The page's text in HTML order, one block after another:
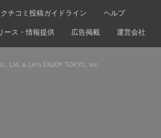
クチコミ投稿ガイドライン
ヘルプ
ース・情報提供 広告掲載 運営会社
Ltd. & Let’s ENJOY TOKYO, Inc.